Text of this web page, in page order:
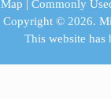
| Commonly
Copyright © 2026.
This website